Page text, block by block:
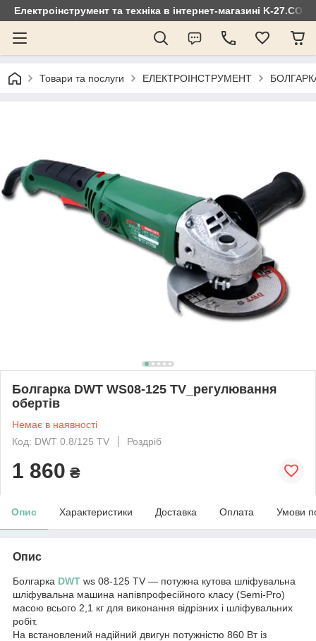
Електроінструмент та техніка в інтернет-магазині K-
Товари та послуги ЕЛЕКТРОІНСТРУМЕНТ
Болгарка DWT WS08-125 TV_регулювання
обертів
Немає в наявності
Код: DWT 0.8/125 TV
Роздріб
1 860 ₴
Опис Характеристики Доставка Оплата Умови
Опис
Болгарка DWT ws 08-125 TV — потужна кутова шліфувальна
шліфувальна машина напівпрофесійного класу (Semi-Pro)
масою всього 2,1 кг для виконання відрізних і шліфувальних
робіт.
На встановлений надійний двигун потужністю 860 Вт із